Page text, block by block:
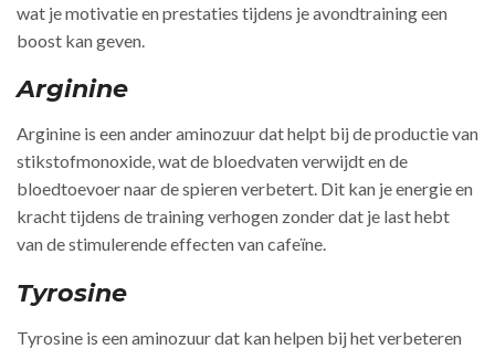
wat je motivatie en prestaties tijdens je avondtraining een
boost kan geven.
Arginine
Arginine is een ander aminozuur dat helpt bij de productie van
stikstofmonoxide, wat de bloedvaten verwijdt en de
bloedtoevoer naar de spieren verbetert. Dit kan je energie en
kracht tijdens de training verhogen zonder dat je last hebt
van de stimulerende effecten van cafeïne.
Tyrosine
Tyrosine is een aminozuur dat kan helpen bij het verbeteren